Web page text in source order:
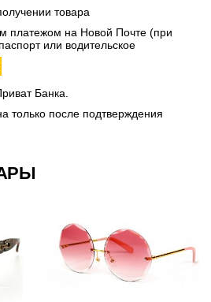
товара
платежом на Новой Почте (при
или водительское
Банка.
только после подтверждения